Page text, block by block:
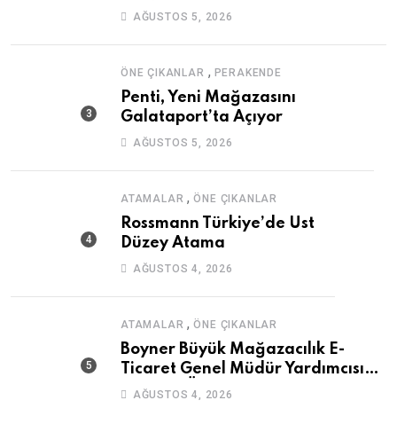
AĞUSTOS 5, 2026
ÖNE ÇIKANLAR , PERAKENDE
Penti, Yeni Mağazasını
Galataport’ta Açıyor
AĞUSTOS 5, 2026
ATAMALAR ,ÖNE ÇIKANLAR
Rossmann Türkiye’de Üst
Düzey Atama
AĞUSTOS 4, 2026
ATAMALAR ,ÖNE ÇIKANLAR
Boyner Büyük Mağazacılık E-
Ticaret Genel Müdür Yardımcısı
Mazhar Özsoy Oldu
AĞUSTOS 4, 2026